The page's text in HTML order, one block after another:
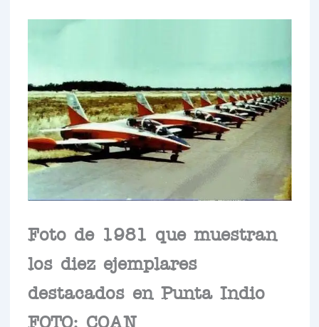
Foto de 1981 que muestran
los diez ejemplares
destacados en Punta Indio
FOTO: COAN